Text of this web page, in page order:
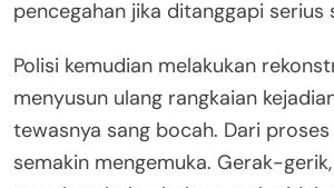
pencegahan jika ditanggapi serius
Polisi kemudian melakukan
menyusun ulang rangkaian
tewasnya sang bocah. Dari
semakin mengemuka. Gerak-